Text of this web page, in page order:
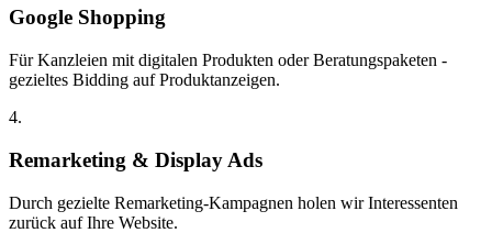
Google Shopping
Für Kanzleien mit digitalen Produkten oder Beratungspaketen -
gezieltes Bidding auf Produktanzeigen.
4.
Remarketing & Display Ads
Durch gezielte Remarketing-Kampagnen holen wir Interessenten
zurück auf Ihre Website.